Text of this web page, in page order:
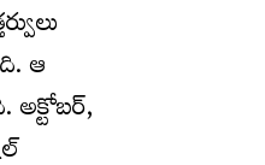
ఆ
అక్టోబర్,